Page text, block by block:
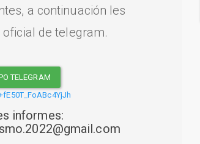
a continuación les
de telegram.
TELEGRAM
informes: